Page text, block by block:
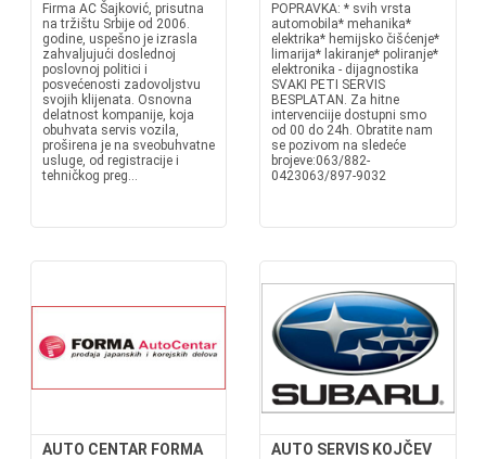
Firma AC Šajković, prisutna
na tržištu Srbije od 2006.
godine, uspešno je izrasla
zahvaljujući doslednoj
poslovnoj politici i
posvećenosti zadovoljstvu
svojih klijenata. Osnovna
delatnost kompanije, koja
obuhvata servis vozila,
proširena je na sveobuhvatne
usluge, od registracije i
tehničkog preg...
POPRAVKA: * svih vrsta
automobila* mehanika*
elektrika* hemijsko čišćenje*
limarija* lakiranje* poliranje*
elektronika - dijagnostika
SVAKI PETI SERVIS
BESPLATAN. Za hitne
intervenciije dostupni smo
od 00 do 24h. Obratite nam
se pozivom na sledeće
brojeve:063/882-
0423063/897-9032
AUTO CENTAR FORMA AUTO SERVIS KOJČEV